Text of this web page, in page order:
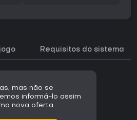
Requisitos do sistema
mas não se
informá-lo assim
nova oferta.